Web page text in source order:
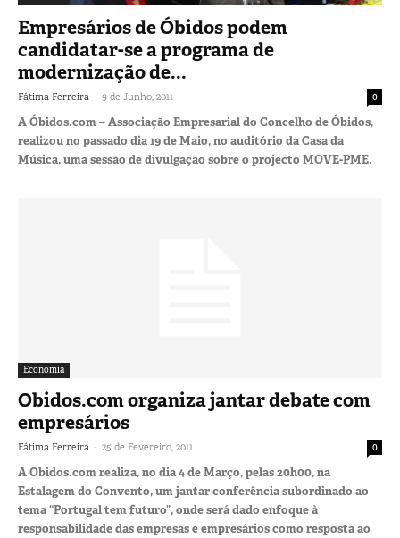
Empresários de Óbidos podem
candidatar-se a programa de
modernização de...
Fátima Ferreira - 9 de Junho, 2011 0
A Óbidos.com – Associação Empresarial do Concelho de Óbidos,
realizou no passado dia 19 de Maio, no auditório da Casa da
Música, uma sessão de divulgação sobre o projecto MOVE-PME.
Economia
Obidos.com organiza jantar debate com
empresários
Fátima Ferreira - 25 de Fevereiro, 2011 0
A Obidos.com realiza, no dia 4 de Março, pelas 20h00, na
Estalagem do Convento, um jantar conferência subordinado ao
tema “Portugal tem futuro”, onde será dado enfoque à
responsabilidade das empresas e empresários como resposta ao